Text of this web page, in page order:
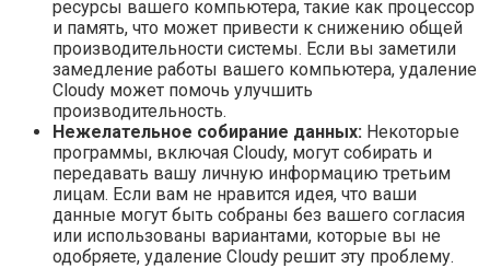
ресурсы вашего компьютера, такие как процессор
и память, что может привести к снижению общей
производительности системы. Если вы заметили
замедление работы вашего компьютера, удаление
Cloudy может помочь улучшить
производительность.
Нежелательное собирание данных: Некоторые
программы, включая Cloudy, могут собирать и
передавать вашу личную информацию третьим
лицам. Если вам не нравится идея, что ваши
данные могут быть собраны без вашего согласия
или использованы вариантами, которые вы не
одобряете, удаление Cloudy решит эту проблему.